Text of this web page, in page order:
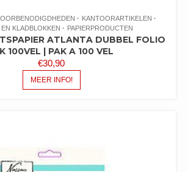
KANTOORARTIKELEN
KLADBLOKKEN
PAPIERPRODUCTEN
ATLANTA DUBBEL FOLIO
100VEL | PAK A 100 VEL
€30,90
MEER INFO!